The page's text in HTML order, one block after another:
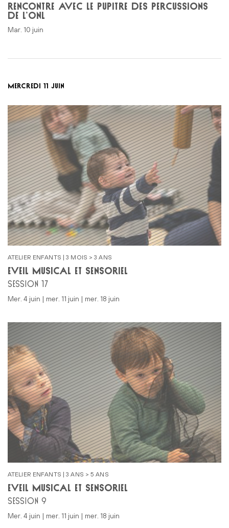
RENCONTRE AVEC LE PUPITRE DES PERCUSSIONS
DE L’ONL
mar. 10 juin
MERCREDI 11 JUIN
ATELIER ENFANTS | 3 MOIS > 3 ANS
ÉVEIL MUSICAL ET SENSORIEL
SESSION 17
mer. 4 juin | mer. 11 juin | mer. 18 juin
ATELIER ENFANTS | 3 ANS > 5 ANS
ÉVEIL MUSICAL ET SENSORIEL
SESSION 9
mer. 4 juin | mer. 11 juin | mer. 18 juin